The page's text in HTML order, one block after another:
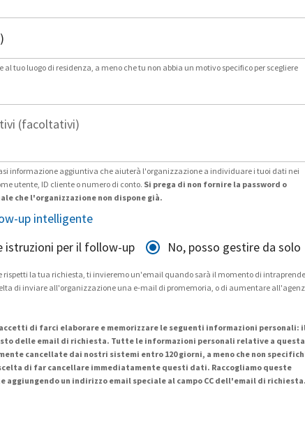
tuo luogo di residenza, a meno che tu non abbia un motivo specifico per scegliere
(facoltativi)
informazione aggiuntiva che aiuterà l'organizzazione a individuare i tuoi dati nei
utente, ID cliente o numero di conto. Si prega di non fornire la password o
che l'organizzazione non dispone già.
up intelligente
istruzioni per il follow-up
No, posso gestire da solo
rispetti la tua richiesta, ti invieremo un'email quando sarà il momento di
di inviare all'organizzazione una e-mail di promemoria, o di aumentare
di farci elaborare e memorizzare le seguenti informazioni personali: il
delle email di richiesta. Tutte le informazioni personali relative a questa
cancellate dai nostri sistemi entro 120 giorni, a meno che non
di far cancellare immediatamente questi dati. Raccogliamo queste
un indirizzo email speciale al campo CC dell'email di richiesta.